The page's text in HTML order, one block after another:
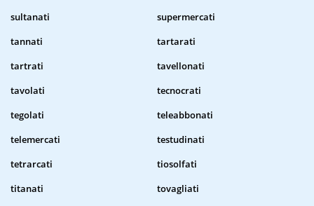
sultanati
supermercati
tannati
tartarati
tartrati
tavellonati
tavolati
tecnocrati
tegolati
teleabbonati
telemercati
testudinati
tetrarcati
tiosolfati
titanati
tovagliati